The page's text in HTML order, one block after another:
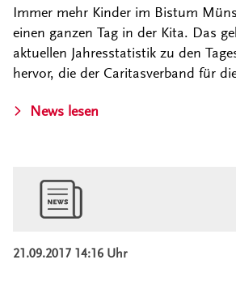
Immer mehr Kinder im Bistum
einen ganzen Tag in der Kita. Das
aktuellen Jahresstatistik zu den
hervor, die der Caritasverband für
News lesen
21.09.2017 14:16 Uhr